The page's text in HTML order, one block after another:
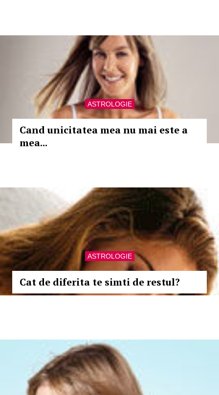
ASTROLOGIE
Cand unicitatea mea nu mai este a
mea...
ASTROLOGIE
Cat de diferita te simti de restul?